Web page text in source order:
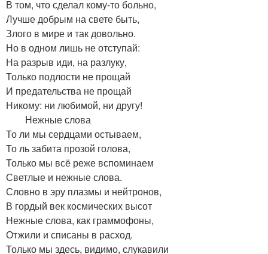
В том, что сделал кому-то больно,
Лучше добрым на свете быть,
Злого в мире и так довольно.
Но в одном лишь не отступай:
На разрыв иди, на разлуку,
Только подлости не прощай
И предательства не прощай
Никому: ни любимой, ни другу!
Нежные слова
То ли мы сердцами остываем,
То ль забита прозой голова,
Только мы всё реже вспоминаем
Светлые и нежные слова.
Словно в эру плазмы и нейтронов,
В гордый век космических высот
Нежные слова, как граммофоны,
Отжили и списаны в расход.
Только мы здесь, видимо, слукавили